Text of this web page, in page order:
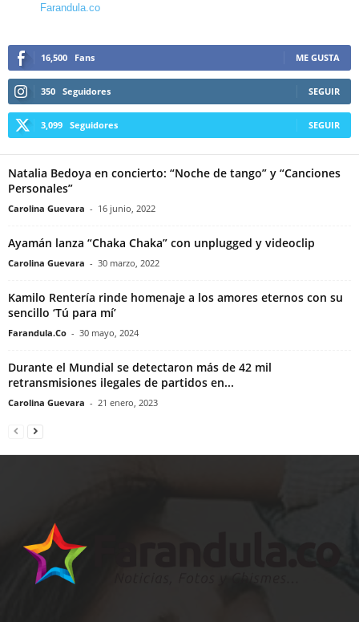
Farandula.co
16,500 Fans ME GUSTA
350 Seguidores SEGUIR
3,099 Seguidores SEGUIR
Natalia Bedoya en concierto: “Noche de tango” y “Canciones
Personales”
Carolina Guevara - 16 junio, 2022
Ayamán lanza “Chaka Chaka” con unplugged y videoclip
Carolina Guevara - 30 marzo, 2022
Kamilo Rentería rinde homenaje a los amores eternos con su
sencillo ‘Tú para mí’
Farandula.Co - 30 mayo, 2024
Durante el Mundial se detectaron más de 42 mil
retransmisiones ilegales de partidos en...
Carolina Guevara - 21 enero, 2023